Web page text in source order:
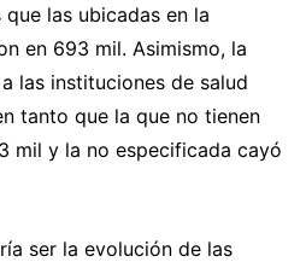
las ubicadas en la
en 693 mil. Asimismo, la
las instituciones de salud
tanto que la que no tienen
mil y la no especificada cayó
ser la evolución de las